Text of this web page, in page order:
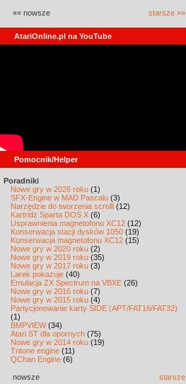
«« nowsze starsze »»
AtariOnline.pl na YouTube
Pomocnik/Helper
Poradniki
Nowe gry w 2026 roku (1)
SFX-Engine w MAD Pascalu (3)
Narzędzie do tworzenia scrolli (12)
Kartridż Sparta DOS X (6)
Usprawnienia magnetofonu XC12 (12)
Konserwacja stacji dysków 1050 (19)
Konserwacja magnetofonu XC12 (15)
Nowe gry w 2020 roku (2)
Nowe gry w 2019 roku (35)
Nowe gry w 2017 roku (3)
Larek pokazuje (40)
Emulacja ZX Spectrum na VBXE (26)
Nowe gry w 2016 roku (7)
Nowe gry w 2015 roku (4)
Partycjonowanie karty SIDE (APT/FAT16/FAT32)
(1)
BMPVIEW(34)
Atari ST dla opornych (75)
Nowe gry w 2014 roku (19)
Tritone engine (11)
QChan Engine (6)
nowsze starsze